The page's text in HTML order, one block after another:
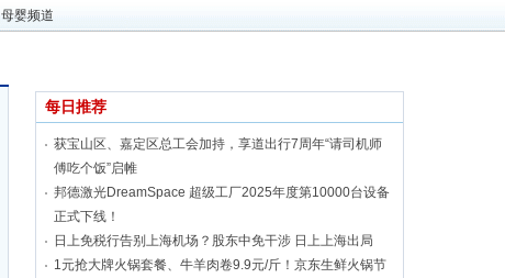
母婴频道
每日推荐
获宝山区、嘉定区总工会加持，享道出行7周年“请司机师
傅吃个饭”启帷
邦德激光DreamSpace 超级工厂2025年度第10000台设备
正式下线！
日上免税行告别上海机场？股东中免干涉 日上上海出局
1元抢大牌火锅套餐、牛羊肉卷9.9元/斤！京东生鲜火锅节